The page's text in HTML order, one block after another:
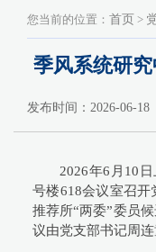
您当前的位置： 首页 >
季风系统研
发布时间：2026-06-
2026年6月10
号楼618会议室召
推荐所“两委”委员
议由党支部书记周连